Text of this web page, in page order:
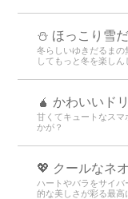
⛄ ほっこり雪
冬らしいゆきだるま
してもっと冬を楽しん
🧉 かわいいド
甘くてキュートなス
かが？
💖 クールなネ
ハートやバラをサイ
的な美しさが彩る最